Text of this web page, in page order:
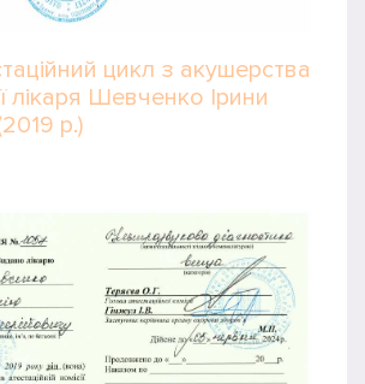
цикл з акушерства
лікаря Шевченко Ірини
р.)